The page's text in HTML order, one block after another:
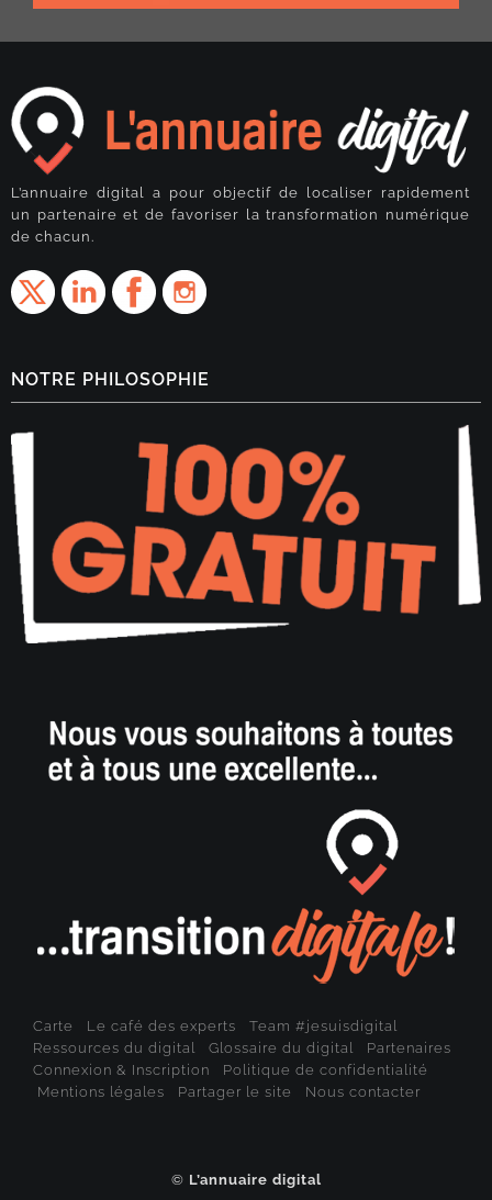
L’annuaire digital a pour objectif de localiser rapidement
un partenaire et de favoriser la transformation numérique
de chacun.
NOTRE PHILOSOPHIE
Carte Le café des experts
Team #jesuisdigital
Ressources du digital
Glossaire du digital
Partenaires
Connexion & Inscription
Politique de confidentialité
Mentions légales
Partager le site Nous contacter
© L’annuaire digital